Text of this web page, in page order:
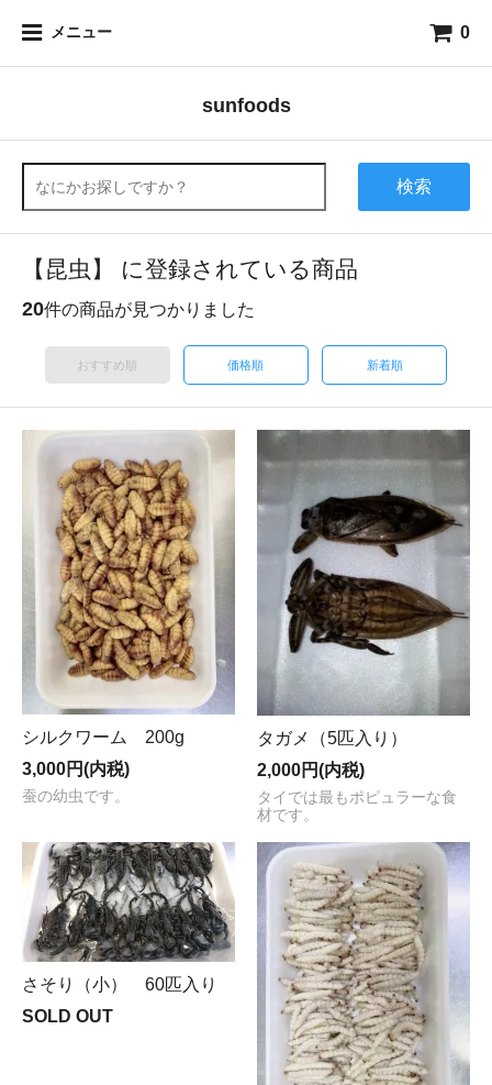
メニュー 0
sunfoods
検索
【昆虫】 に登録されている商品
20件の商品が見つかりました
おすすめ順 価格順 新着順
シルクワーム 200g
3,000円(内税)
蚕の幼虫です。
タガメ（5匹入り）
2,000円(内税)
タイでは最もポピュラーな食
材です。
さそり（小） 60匹入り
SOLD OUT